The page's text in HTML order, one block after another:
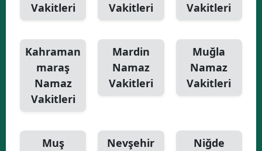
Vakitleri
Vakitleri
Vakitleri
Kahraman
maraş
Namaz
Vakitleri
Mardin
Namaz
Vakitleri
Muğla
Namaz
Vakitleri
Muş
Nevşehir
Niğde